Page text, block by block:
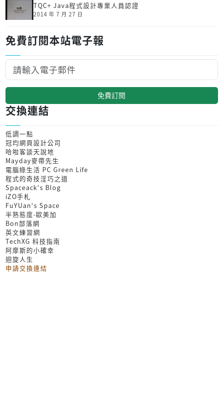
TQC+ Java程式設計專業人員認證
2014 年 7 月 27 日
免費訂閱本站電子報
免費訂閱
交換連結
低調一點
冠均網頁設計公司
哈啦客談天說地
Mayday麥帶先生
電腦綠生活 PC Green Life
程式的奇技淫巧之道
Spaceack's Blog
iZO手札
FuYUan's Space
半熟態度-歐美加
Bon部落網
英文練習網
TechXG 科技指南
阿摩斯的小確幸
迴旋人生
申請交換連結